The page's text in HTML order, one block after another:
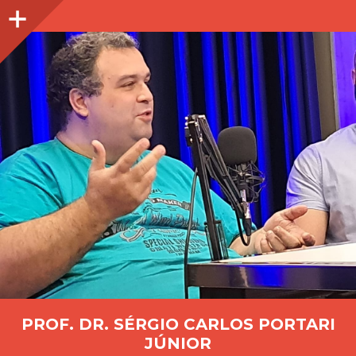
Lateral
PROF. DR. SÉRGIO CARLOS PORTARI
JÚNIOR